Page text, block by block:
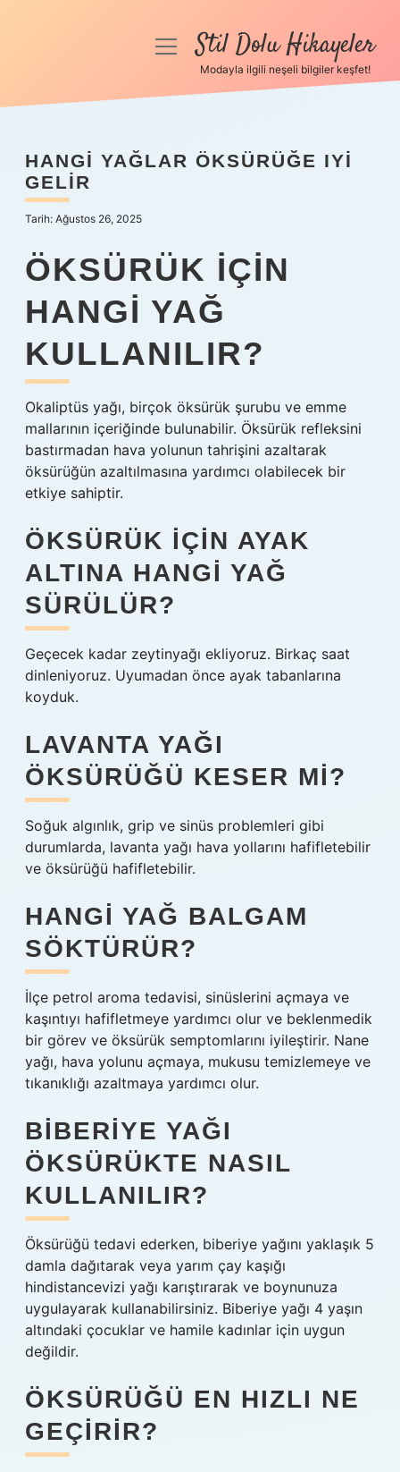
Anasayfa
Yasal Uyarı
Hakkımızda
menüyüStil Dolu Hikayeler
Modayla ilgili neşeli bilgiler keşfet!
HANGI YAĞLAR ÖKSÜRÜĞE IYI
GELIR
Tarih: Ağustos 26, 2025
ÖKSÜRÜK IÇIN
HANGI YAĞ
KULLANILIR?
Okaliptüs yağı, birçok öksürük şurubu ve emme
mallarının içeriğinde bulunabilir. Öksürük refleksini
bastırmadan hava yolunun tahrişini azaltarak
öksürüğün azaltılmasına yardımcı olabilecek bir
etkiye sahiptir.
ÖKSÜRÜK IÇIN AYAK
ALTINA HANGI YAĞ
SÜRÜLÜR?
Geçecek kadar zeytinyağı ekliyoruz. Birkaç saat
dinleniyoruz. Uyumadan önce ayak tabanlarına
koyduk.
LAVANTA YAĞI
ÖKSÜRÜĞÜ KESER MI?
Soğuk algınlık, grip ve sinüs problemleri gibi
durumlarda, lavanta yağı hava yollarını hafifletebilir
ve öksürüğü hafifletebilir.
HANGI YAĞ BALGAM
SÖKTÜRÜR?
İlçe petrol aroma tedavisi, sinüslerini açmaya ve
kaşıntıyı hafifletmeye yardımcı olur ve beklenmedik
bir görev ve öksürük semptomlarını iyileştirir. Nane
yağı, hava yolunu açmaya, mukusu temizlemeye ve
tıkanıklığı azaltmaya yardımcı olur.
BIBERIYE YAĞI
ÖKSÜRÜKTE NASIL
KULLANILIR?
Öksürüğü tedavi ederken, biberiye yağını yaklaşık 5
damla dağıtarak veya yarım çay kaşığı
hindistancevizi yağı karıştırarak ve boynunuza
uygulayarak kullanabilirsiniz. Biberiye yağı 4 yaşın
altındaki çocuklar ve hamile kadınlar için uygun
değildir.
ÖKSÜRÜĞÜ EN HIZLI NE
GEÇIRIR?